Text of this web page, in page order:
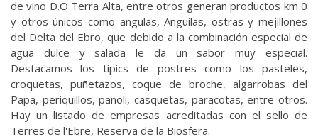
de vino D.O Terra Alta, entre otros generan productos km 0
y otros únicos como angulas, Anguilas, ostras y mejillones
del Delta del Ebro, que debido a la combinación especial de
agua dulce y salada le da un sabor muy especial.
Destacamos los típics de postres como los pasteles,
croquetas, puñetazos, coque de broche, algarrobas del
Papa, periquillos, panoli, casquetas, paracotas, entre otros.
Hay un listado de empresas acreditadas con el sello de
Terres de l'Ebre, Reserva de la Biosfera.